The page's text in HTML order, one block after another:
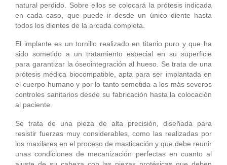
natural perdido. Sobre ellos se colocará la prótesis indicada
en cada caso, que puede ir desde un único diente hasta
todos los dientes de la arcada completa.
El implante es un tornillo realizado en titanio puro y que ha
sido sometido a un tratamiento especial en su superficie
para garantizar la óseointegración al hueso. Se trata de una
prótesis médica biocompatible, apta para ser implantada en
el cuerpo humano y por lo tanto sometida a los más severos
controles sanitarios desde su fabricación hasta la colocación
al paciente.
Se trata de una pieza de alta precisión, diseñada para
resistir fuerzas muy considerables, como las realizadas por
los maxilares en el proceso de masticación y que debe reunir
unas condiciones de mecanización perfectas en cuanto al